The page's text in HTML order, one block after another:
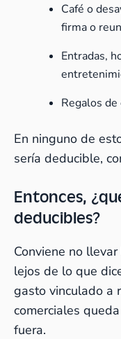
Café o
firma o
Entradas,
Regalos
En ninguno de
sería deducible,
Entonces,
deducibles?
Conviene no
lejos de lo que
gasto vinculado a
comerciales
fuera.